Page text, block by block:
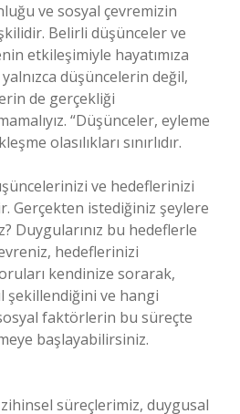
ve sosyal çevremizin
Belirli düşünceler ve
etkileşimiyle hayatımıza
düşüncelerin değil,
de gerçekliği
“Düşünceler, eyleme
olasılıkları sınırlıdır.
ve hedeflerinizi
Gerçekten istediğiniz şeylere
Duygularınız bu hedeflerle
hedeflerinizi
kendinize sorarak,
şekillendiğini ve hangi
faktörlerin bu süreçte
başlayabilirsiniz.
zihinsel süreçlerimiz, duygusal